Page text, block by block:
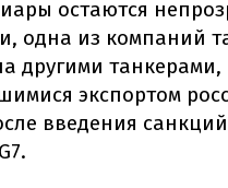
остаются
одна из компаний
другими танкерами,
экспортом
введения